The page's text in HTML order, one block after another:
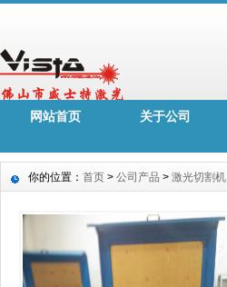
网站首页 关于公司
你的位置： 首页 > 公司产品 > 激光切割机